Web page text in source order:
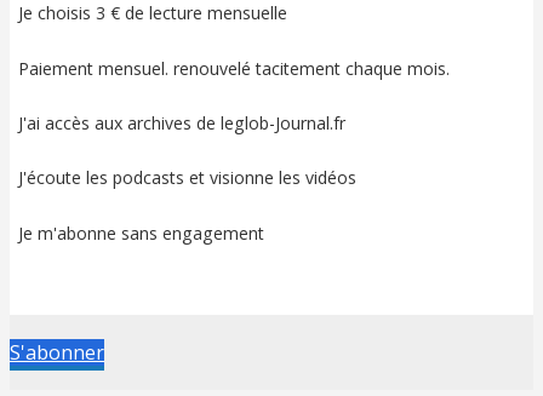
Je choisis 3 € de lecture mensuelle
Paiement mensuel. renouvelé tacitement chaque mois.
J'ai accès aux archives de leglob-Journal.fr
J'écoute les podcasts et visionne les vidéos
Je m'abonne sans engagement
S'abonner